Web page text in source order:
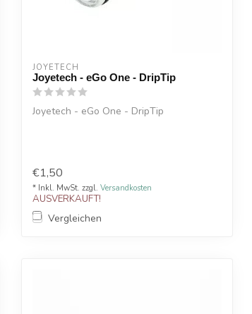
JOYETECH
Joyetech - eGo One - DripTip
Joyetech - eGo One - DripTip
€1,50
* Inkl. MwSt. zzgl. Versandkosten
AUSVERKAUFT!
Vergleichen